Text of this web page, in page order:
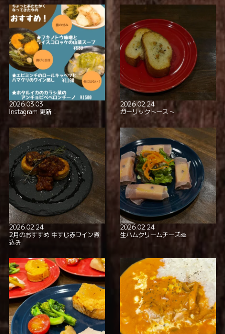
2026.03.03
Instagram 更新！
2026.02.24
ガーリックトースト
2026.02.24
2月のおすすめ 牛すじ赤ワイン煮
込み
2026.02.24
生ハムクリームチーズ🧀